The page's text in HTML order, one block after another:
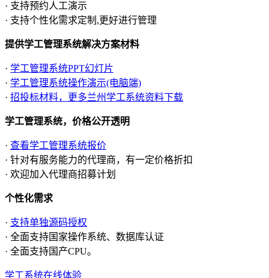
· 支持预约人工演示
· 支持个性化需求定制,更好进行管理
提供学工管理系统解决方案材料
· 学工管理系统PPT幻灯片
· 学工管理系统操作演示(电脑端)
· 招投标材料，更多兰州学工系统资料下载
学工管理系统，价格公开透明
· 查看学工管理系统报价
· 针对有服务能力的代理商，有一定价格折扣
· 欢迎加入代理商招募计划
个性化需求
· 支持单独源码授权
· 全面支持国家操作系统、数据库认证
· 全面支持国产CPU。
学工系统在线体验